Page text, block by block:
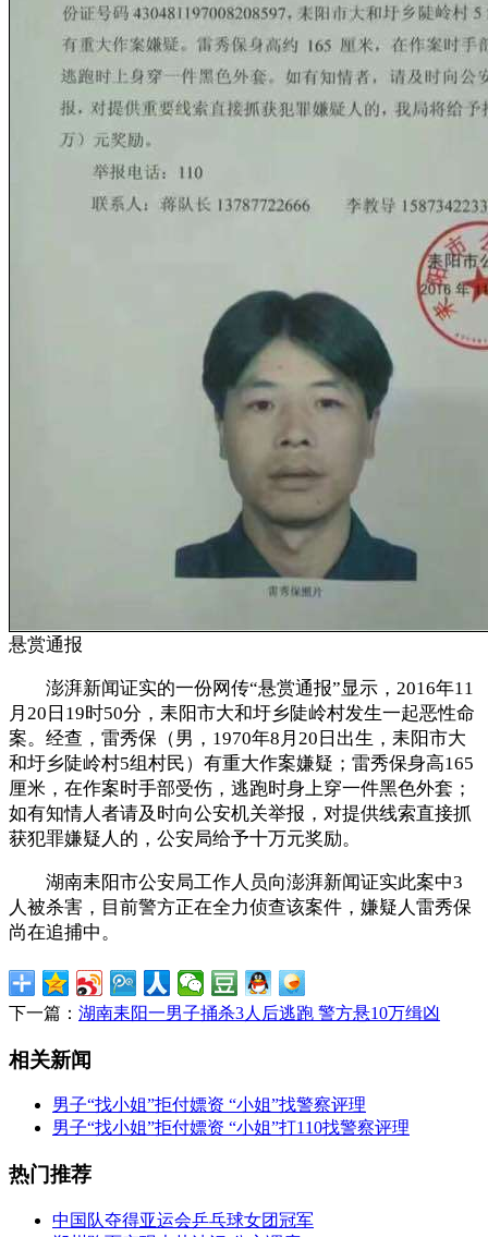
悬赏通报
澎湃新闻证实的一份网传“悬赏通报”显示，2016年11
月20日19时50分，耒阳市大和圩乡陡岭村发生一起恶性命
案。经查，雷秀保（男，1970年8月20日出生，耒阳市大
和圩乡陡岭村5组村民）有重大作案嫌疑；雷秀保身高165
厘米，在作案时手部受伤，逃跑时身上穿一件黑色外套；
如有知情人者请及时向公安机关举报，对提供线索直接抓
获犯罪嫌疑人的，公安局给予十万元奖励。
湖南耒阳市公安局工作人员向澎湃新闻证实此案中3
人被杀害，目前警方正在全力侦查该案件，嫌疑人雷秀保
尚在追捕中。
下一篇： 湖南耒阳一男子捅杀3人后逃跑 警方悬10万缉凶
相关新闻
男子“找小姐”拒付嫖资 “小姐”找警察评理
男子“找小姐”拒付嫖资 “小姐”打110找警察评理
热门推荐
中国队夺得亚运会乒乓球女团冠军